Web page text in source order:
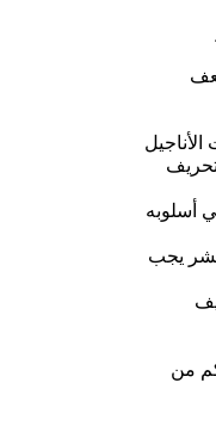
أسلوبه
يجب
من